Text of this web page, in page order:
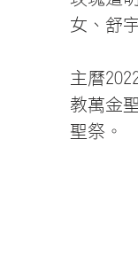
女、舒
主曆
教萬金
聖祭。